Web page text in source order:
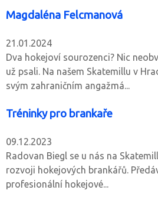
Magdaléna Felcmanová
21.01.2024
Dva hokejoví sourozenci? Nic
už psali. Na našem Skatemillu v
svým zahraničním angažmá...
Tréninky pro brankaře
09.12.2023
Radovan Biegl se u nás na
rozvoji hokejových brankářů.
profesionální hokejové...